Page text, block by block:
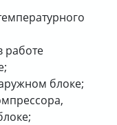
работе
блоке;